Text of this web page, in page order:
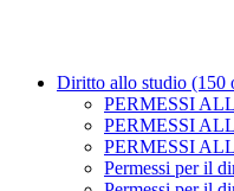
Diritto allo studio (150
PERMESSI
PERMESSI
PERMESSI
Permessi per il